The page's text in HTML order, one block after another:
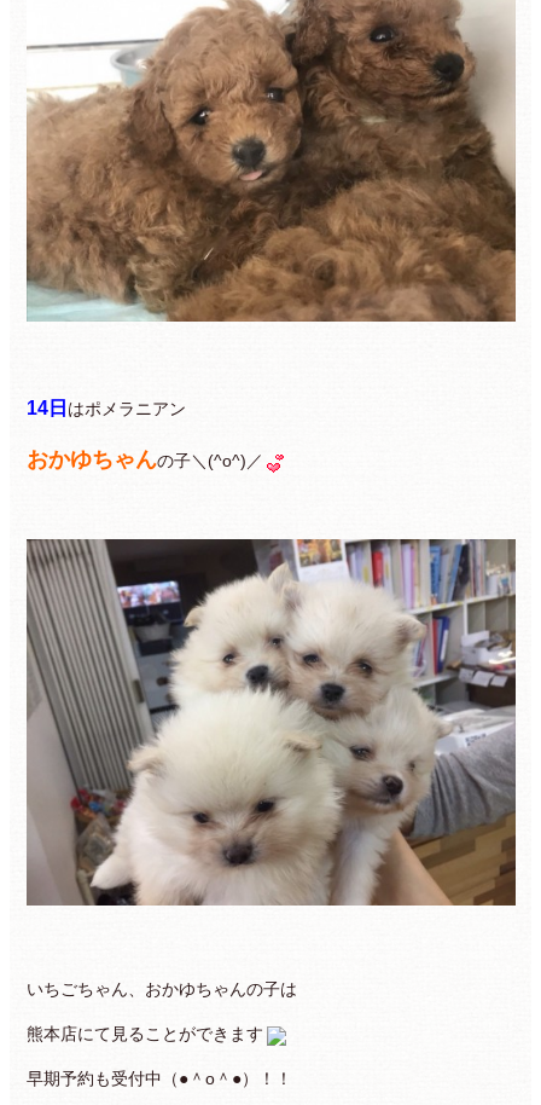
14日 はポメラニアン
おかゆちゃんの子＼(^o^)／
いちごちゃん、おかゆちゃんの子は
熊本店にて見ることができます
早期予約も受付中（●＾o＾●）！！